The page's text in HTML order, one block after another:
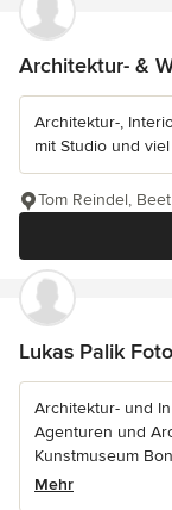
Architektur- &
Architektur-,
mit Studio und
Tom Reindel,
Lukas Palik
Architektur- und
Agenturen und
Kunstmuseum
Mehr